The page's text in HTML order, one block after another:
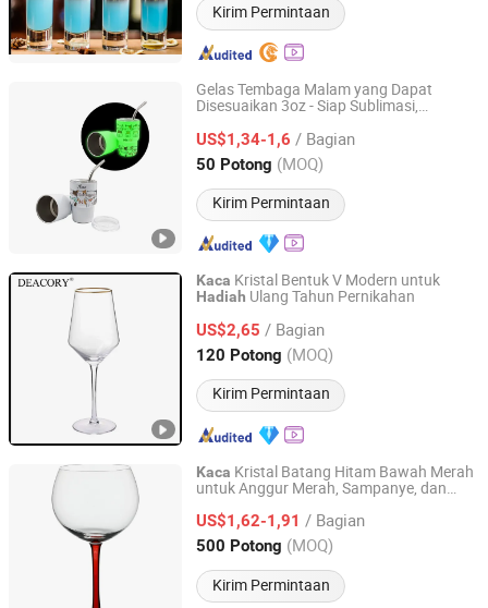
Kirim Permintaan
Gelas Tembaga Malam yang Dapat
Disesuaikan 3oz - Siap Sublimasi,
Promosi
US$1,34-1,6 / Bagian
50 Potong (MOQ)
Kirim Permintaan
Suntek Print Company Limited
Guangdong, China Harga mulai 2015
Kaca Kristal Bentuk V Modern untuk
Hadiah Ulang Tahun Pernikahan
US$2,65 / Bagian
120 Potong (MOQ)
Kirim Permintaan
Danyang Liou Kitchenware Co., Ltd.
Jiangsu, China Harga mulai 2025
Kaca Kristal Batang Hitam Bawah Merah
untuk Anggur Merah, Sampanye, dan
Rumah, Restoran
US$1,62-1,91 / Bagian
500 Potong (MOQ)
Kirim Permintaan
GOOD SELLER CO., LTD
Zhejiang, China Harga mulai 2010